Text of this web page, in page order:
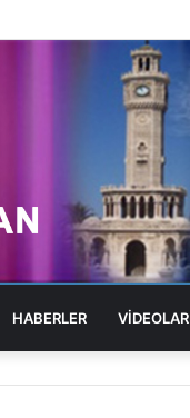
HABERLER VİDEOLAR